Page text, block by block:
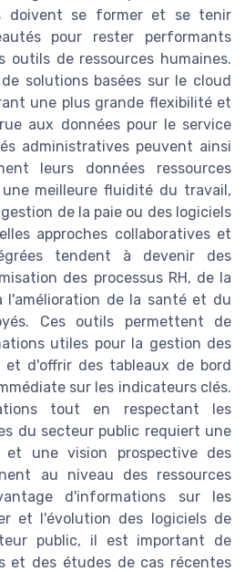
doivent se former et se tenir
pour rester performants
outils de ressources humaines.
solutions basées sur le cloud
une plus grande flexibilité et
aux données pour le service
administratives peuvent ainsi
leurs données ressources
meilleure fluidité du travail,
de la paie ou des logiciels
approches collaboratives et
tendent à devenir des
des processus RH, de la
l'amélioration de la santé et du
Ces outils permettent de
utiles pour la gestion des
et d'offrir des tableaux de bord
sur les indicateurs clés.
tout en respectant les
du secteur public requiert une
et une vision prospective des
au niveau des ressources
d'informations sur les
et l'évolution des logiciels de
public, il est important de
et des études de cas récentes